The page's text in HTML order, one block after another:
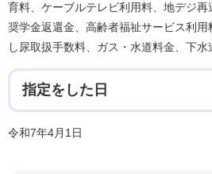
育料、ケーブルテレビ利用料、地デジ再
奨学金返還金、高齢者福祉サービス利用
し尿取扱手数料、ガス・水道料金、下水
指定をした日
令和7年4月1日